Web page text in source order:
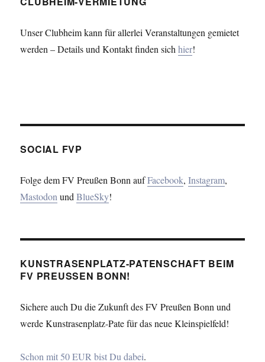
Unser Clubheim kann für allerlei Veranstaltungen gemietet
werden – Details und Kontakt finden sichhier!
SOCIAL FVP
Folge dem FV Preußen Bonn aufFacebook,Instagram,
MastodonundBlueSky!
KUNSTRASENPLATZ-PATENSCHAFT BEIM
FV PREUSSEN BONN!
Sichere auch Du die Zukunft des FV Preußen Bonn und
werde Kunstrasenplatz-Pate für das neue Kleinspielfeld!
Schon mit 50 EUR bist Du dabei.